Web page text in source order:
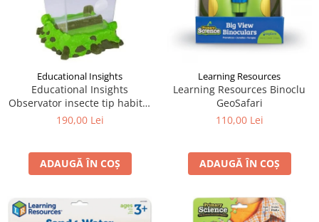
Educational Insights
Educational Insights
Observator insecte tip habitat
- Geosafari
190,00 Lei
ADAUGĂ ÎN COȘ
Learning Resources
Learning Resources Binoclu
GeoSafari
110,00 Lei
ADAUGĂ ÎN COȘ